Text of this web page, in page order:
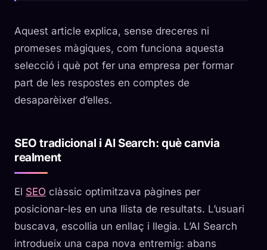
Aquest article explica, sense dreceres ni
promeses màgiques, com funciona aquesta
selecció i què pot fer una empresa per formar
part de les respostes en comptes de
desaparèixer d’elles.
SEO tradicional i AI Search: què canvia
realment
El SEO clàssic optimitzava pàgines per
posicionar-les en una llista de resultats. L’usuari
buscava, escollia un enllaç i llegia. L’AI Search
introdueix una capa nova entremig: abans